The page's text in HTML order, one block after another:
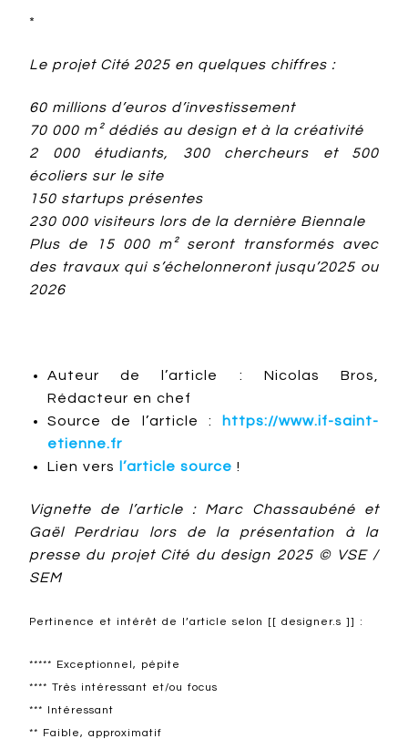
*
Le projet Cité 2025 en quelques chiffres :
60 millions d’euros d’investissement
70 000 m² dédiés au design et à la créativité
2 000 étudiants, 300 chercheurs et 500
écoliers sur le site
150 startups présentes
230 000 visiteurs lors de la dernière Biennale
Plus de 15 000 m² seront transformés avec
des travaux qui s’échelonneront jusqu’2025 ou
2026
Auteur de l’article : Nicolas Bros,
Rédacteur en chef
Source de l’article :
https://www.if-saint-
etienne.fr
Lien vers
l’article source !
Vignette de l’article : Marc Chassaubéné et
Gaël Perdriau lors de la présentation à la
presse du projet Cité du design 2025 © VSE /
SEM
Pertinence et intérêt de l’article selon [[ designer.s ]] :
***** Exceptionnel, pépite
**** Très intéressant et/ou focus
*** Intéressant
** Faible, approximatif